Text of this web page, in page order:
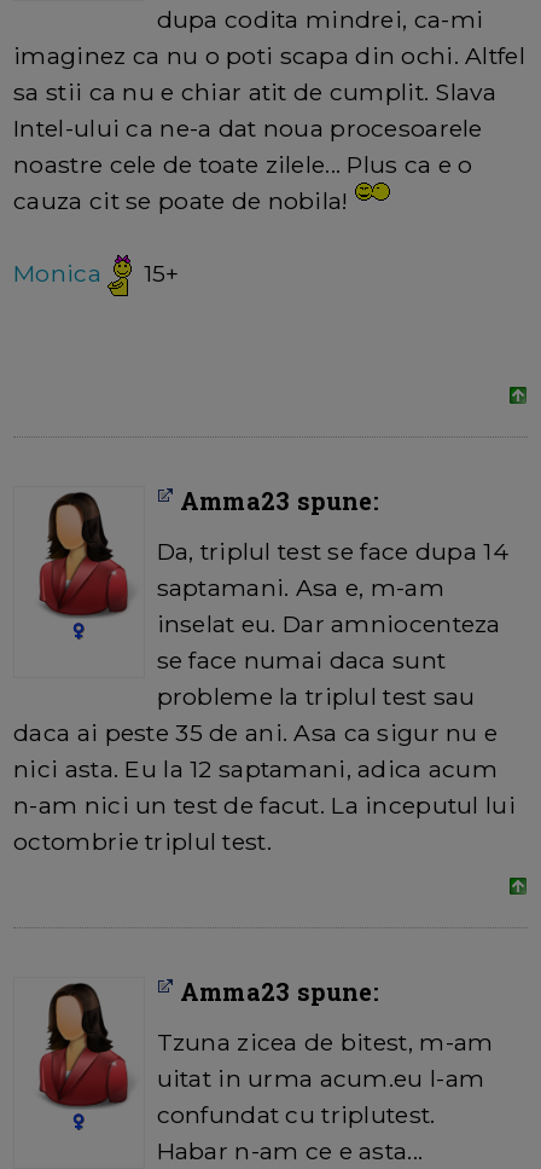
dupa codita mindrei, ca-mi
imaginez ca nu o poti scapa din ochi. Altfel
sa stii ca nu e chiar atit de cumplit. Slava
Intel-ului ca ne-a dat noua procesoarele
noastre cele de toate zilele... Plus ca e o
cauza cit se poate de nobila!
Monica 15+
Amma23 spune:
Da, triplul test se face dupa 14
saptamani. Asa e, m-am
inselat eu. Dar amniocenteza
se face numai daca sunt
probleme la triplul test sau
daca ai peste 35 de ani. Asa ca sigur nu e
nici asta. Eu la 12 saptamani, adica acum
n-am nici un test de facut. La inceputul lui
octombrie triplul test.
Amma23 spune:
Tzuna zicea de bitest, m-am
uitat in urma acum.eu l-am
confundat cu triplutest.
Habar n-am ce e asta...